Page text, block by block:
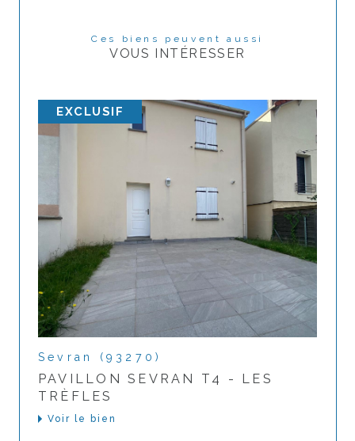
Ces biens peuvent aussi
VOUS INTÉRESSER
EXCLUSIF
Sevran (93270)
PAVILLON SEVRAN T4 - LES
TRÈFLES
Voir le bien